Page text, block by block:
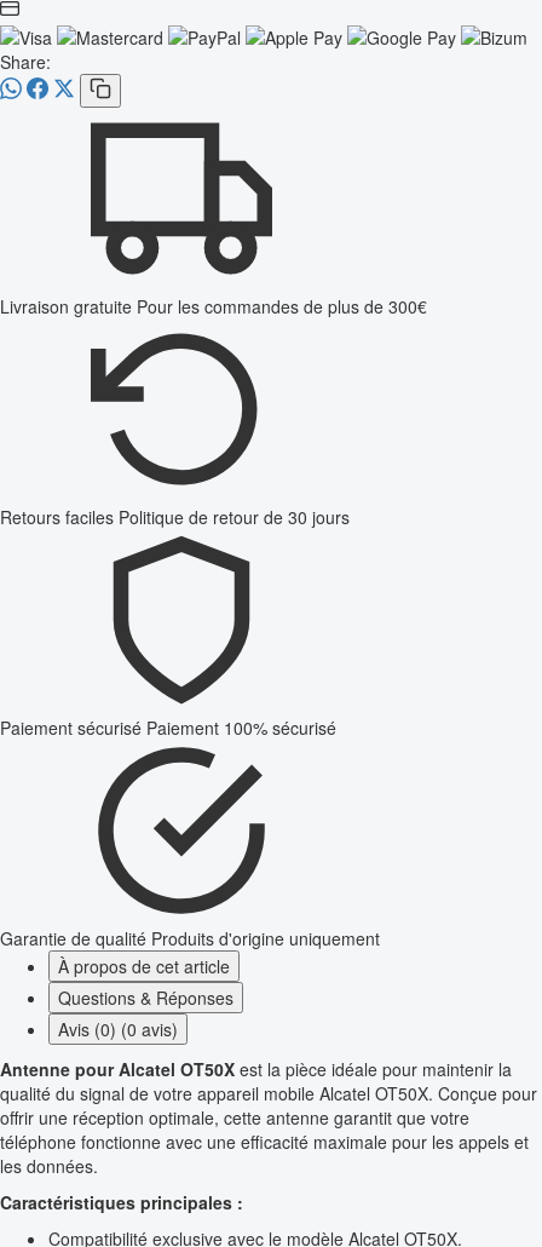
Share:
Livraison gratuite Pour les commandes de plus de 300€
Retours faciles Politique de retour de 30 jours
Paiement sécurisé Paiement 100% sécurisé
Garantie de qualité Produits d'origine uniquement
À propos de cet article
Questions & Réponses
Avis (0) (0 avis)
Antenne pour Alcatel OT50X est la pièce idéale pour maintenir la
qualité du signal de votre appareil mobile Alcatel OT50X. Conçue pour
offrir une réception optimale, cette antenne garantit que votre
téléphone fonctionne avec une efficacité maximale pour les appels et
les données.
Caractéristiques principales :
Compatibilité exclusive avec le modèle Alcatel OT50X.